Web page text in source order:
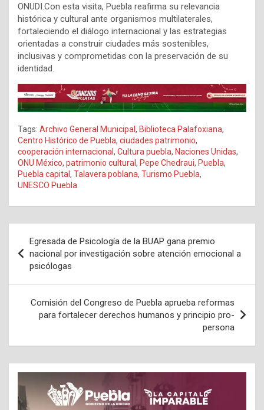
ONUDI.Con esta visita, Puebla reafirma su relevancia
histórica y cultural ante organismos multilaterales,
fortaleciendo el diálogo internacional y las estrategias
orientadas a construir ciudades más sostenibles,
inclusivas y comprometidas con la preservación de su
identidad.
Tags: Archivo General Municipal, Biblioteca Palafoxiana,
Centro Histórico de Puebla, ciudades patrimonio,
cooperación internacional, Cultura puebla, Naciones Unidas,
ONU México, patrimonio cultural, Pepe Chedraui, Puebla,
Puebla capital, Talavera poblana, Turismo Puebla,
UNESCO Puebla
de
entradas
Egresada de Psicología de la BUAP gana premio
nacional por investigación sobre atención emocional a
psicólogas
Comisión del Congreso de Puebla aprueba reformas
para fortalecer derechos humanos y principio pro-
persona